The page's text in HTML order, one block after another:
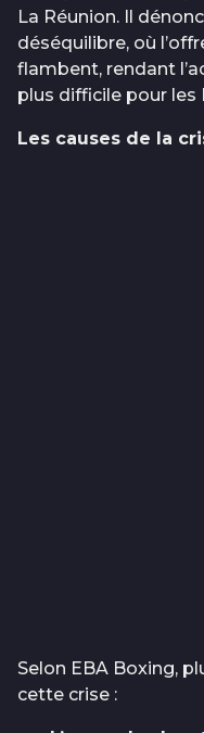
La Réunion. Il
déséquilibre, où
flambent, rendant
plus difficile pour les
Les causes de la
Selon EBA Boxing,
cette crise :